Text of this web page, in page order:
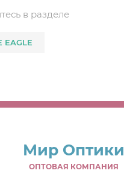
в разделе
EAGLE
Мир Оптики
ОПТОВАЯ КОМПАНИЯ